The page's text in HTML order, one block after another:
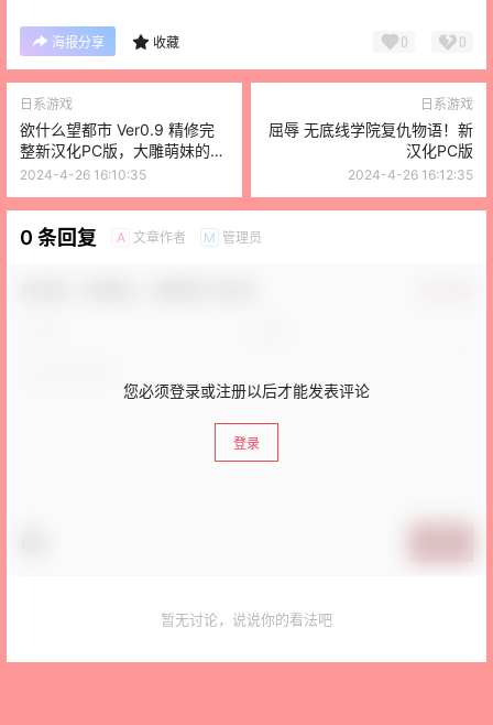
海报分享 收藏 0 0
日系游戏
欲什么望都市 Ver0.9 精修完
整新汉化PC版，大雕萌妹的后
宫大作
2024-4-26 16:10:35
日系游戏
屈辱 无底线学院复仇物语！新
汉化PC版
2024-4-26 16:12:35
0 条回复 A 文章作者 M 管理员
您必须登录或注册以后才能发表评论
登录
暂无讨论，说说你的看法吧